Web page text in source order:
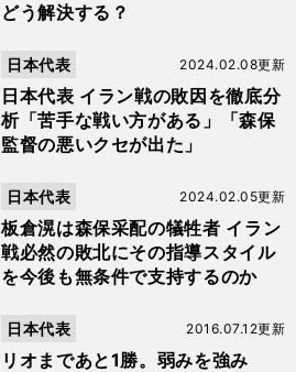
どう解決する？
日本代表 イラン戦の敗因を徹底分
析「苦手な戦い方がある」「森保
監督の悪いクセが出た」
2024.02.08更新
日本代表
板倉滉は森保采配の犠牲者 イラン
戦必然の敗北にその指導スタイル
を今後も無条件で支持するのか
2024.02.05更新
日本代表
リオまであと1勝。弱みを強み
2016.07.12更新
日本代表